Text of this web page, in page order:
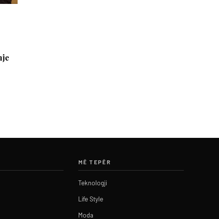
MË TEPËR
Teknologji
Life Style
Moda